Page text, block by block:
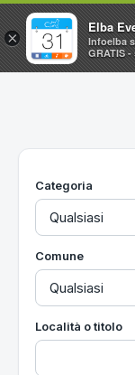
Home
Utilità
Categoria
Comune
Località o titolo
×
Elba
Infoelba
GRATIS